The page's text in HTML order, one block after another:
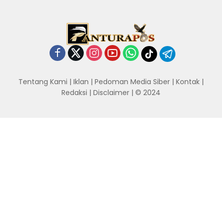
Tentang Kami | Iklan | Pedoman Media Siber | Kontak |
Redaksi | Disclaimer | © 2024